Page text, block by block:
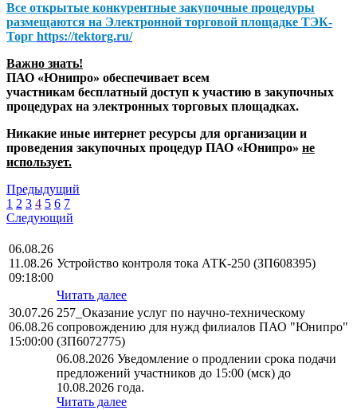
Все открытые конкурентные закупочные процедуры
размещаются на Электронной торговой площадке ТЭК-
Торг https://tektorg.ru/
Важно знать!
ПАО «Юнипро» обеспечивает всем
участникам бесплатный доступ к участию в закупочных
процедурах на электронных торговых площадках.
Никакие иные интернет ресурсы для организации и
проведения закупочных процедур ПАО «Юнипро» не
использует.
Предыдущий
1 2 3 4 5 6 7
Следующий
06.08.26
11.08.26
09:18:00
Устройство контроля тока АТК-250 (ЗП608395)
Читать далее
30.07.26
06.08.26
15:00:00
257_Оказание услуг по научно-техническому
сопровождению для нужд филиалов ПАО "Юнипро"
(ЗП6072775)
06.08.2026 Уведомление о продлении срока подачи
предложений участников до 15:00 (мск) до
10.08.2026 года.
Читать далее